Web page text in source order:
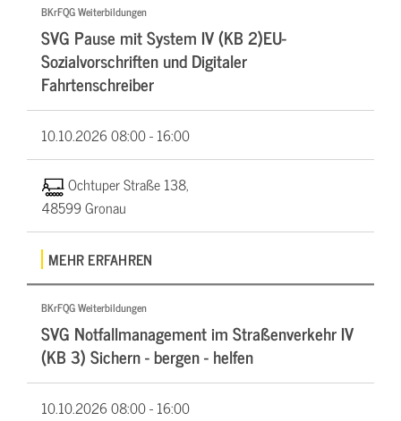
BKrFQG Weiterbildungen
SVG Pause mit System IV (KB 2)EU-
Sozialvorschriften und Digitaler
Fahrtenschreiber
10.10.202608:00 - 16:00
Ochtuper Straße 138,
48599 Gronau
MEHR ERFAHREN
BKrFQG Weiterbildungen
SVG Notfallmanagement im Straßenverkehr IV
(KB 3) Sichern - bergen - helfen
10.10.202608:00 - 16:00